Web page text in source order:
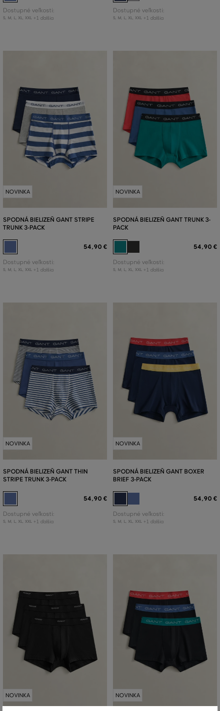
Dostupné veľkosti:
S, M L, XL, XXL +1 ďalšia
Dostupné veľkosti:
S, M L, XL, XXL +1 ďalšia
NOVINKA
SPODNÁ BIELIZEŇ GANT STRIPE
TRUNK 3-PACK
54,90 €
Dostupné veľkosti:
S, M L, XL, XXL +1 ďalšia
NOVINKA
SPODNÁ BIELIZEŇ GANT TRUNK 3-
PACK
54,90 €
Dostupné veľkosti:
S, M L, XL, XXL +1 ďalšia
NOVINKA
SPODNÁ BIELIZEŇ GANT THIN
STRIPE TRUNK 3-PACK
54,90 €
Dostupné veľkosti:
S, M L, XL, XXL +1 ďalšia
NOVINKA
SPODNÁ BIELIZEŇ GANT BOXER
BRIEF 3-PACK
54,90 €
Dostupné veľkosti:
S, M L, XL, XXL +1 ďalšia
NOVINKA NOVINKA